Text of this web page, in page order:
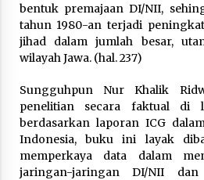
bentuk premajaan DI/NII,
tahun 1980-an terjadi
jihad dalam jumlah besar,
wilayah Jawa. (hal. 237)
Sungguhpun Nur Khalik
penelitian secara faktual di
berdasarkan laporan ICG
Indonesia, buku ini layak
memperkaya data dalam
jaringan-jaringan DI/NII